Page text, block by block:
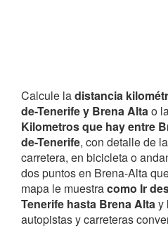
Calcule ladistancia
de-Tenerife y Brena Altao
Kilometros que hay entre
de-Tenerife, con detalle de
carretera, en bicicleta o
dos puntos en Brena-Alta
mapa le muestracomo Ir
Tenerife hasta Brena Altay
autopistas y carreteras